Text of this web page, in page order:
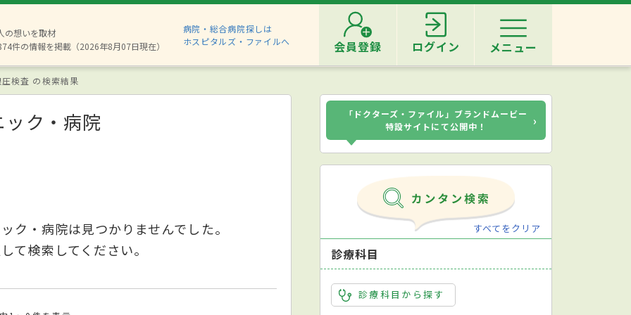
の想いを取材
件の情報を掲載（2026年8月07日現在）
病院・総合病院探しは
ホスピタルズ・ファイルへ
会員登録 ログイン メニュー
圧検査 の検索結果
ク・病院
ク・病院は見つかりませんでした。
て検索してください。
「ドクターズ・ファイル」ブランドムービー
特設サイトにて公開中！
›
すべてをクリア
診療科目
診療科目から探す